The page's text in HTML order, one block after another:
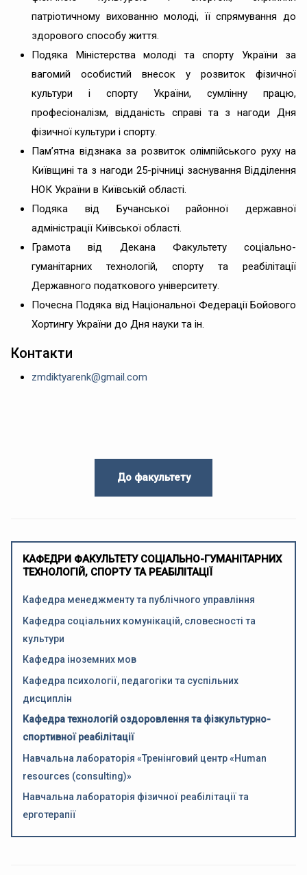
патріотичному вихованню молоді, її спрямування до
здорового способу життя.
Подяка Міністерства молоді та спорту України за
вагомий особистий внесок у розвиток фізичної
культури і спорту України, сумлінну працю,
професіоналізм, відданість справі та з нагоди Дня
фізичної культури і спорту.
Пам’ятна відзнака за розвиток олімпійського руху на
Київщині та з нагоди 25-річниці заснування Відділення
НОК України в Київській області.
Подяка від Бучанської районної державної
адміністрації Київської області.
Грамота від Декана Факультету соціально-
гуманітарних технологій, спорту та реабілітації
Державного податкового університету.
Почесна Подяка від Національної Федерації Бойового
Хортингу України до Дня науки та ін.
Контакти
zmdiktyarenk@gmail.com
До факультету
КАФЕДРИ ФАКУЛЬТЕТУ СОЦІАЛЬНО-ГУМАНІТАРНИХ
ТЕХНОЛОГІЙ, СПОРТУ ТА РЕАБІЛІТАЦІЇ
Кафедра менеджменту та публічного управління
Кафедра соціальних комунікацій, словесності та
культури
Кафедра іноземних мов
Кафедра психології, педагогіки та суспільних
дисциплін
Кафедра технологій оздоровлення та фізкультурно-
спортивної реабілітації
Навчальна лабораторія «Тренінговий центр «Human
resources (consulting)»
Навчальна лабораторія фізичної реабілітації та
ерготерапії